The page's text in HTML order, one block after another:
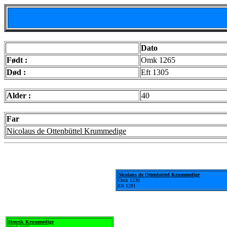
Dato
Født :
Omk 1265
Død :
Eft 1305
Alder : 40
Far
Nicolaus de Ottenbüttel Krummedige
Henrik Krummedige
Nicolaus de Ottenbüttel Krummedige
Omk 1230
Eft 1281